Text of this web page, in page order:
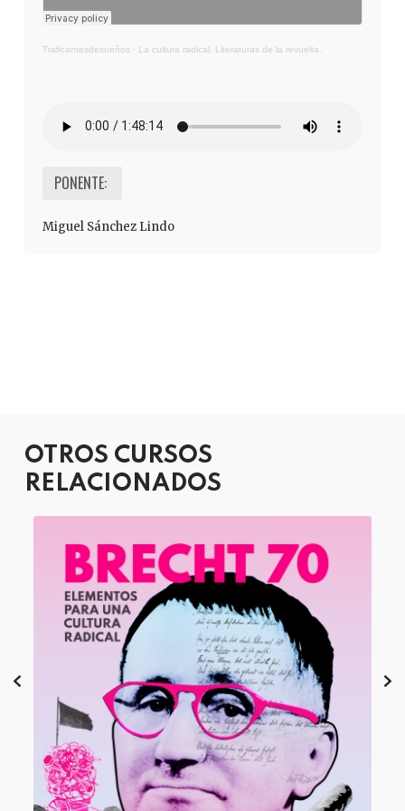
Traficantesdesueños· La cultura radical. Literaturas de la revuelta.
PONENTE:
Miguel Sánchez Lindo
OTROS CURSOS
RELACIONADOS